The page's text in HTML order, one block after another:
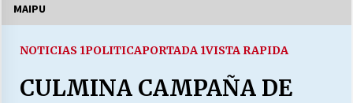
03/08/2026
LA DC POR SIEMPRE.RECORDANDO 69 AÑOS DE
MAIPU
NOTICIAS 1POLITICAPORTADA 1VISTA RAPIDA
CULMINA CAMPAÑA DE